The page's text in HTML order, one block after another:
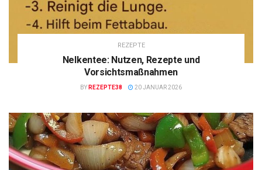
REZEPTE
Nelkentee: Nutzen, Rezepte und
Vorsichtsmaßnahmen
BY REZEPTE38 20 JANUAR 2026